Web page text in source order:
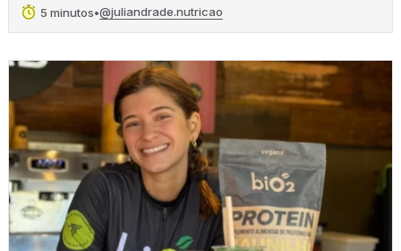
5 minutos•@juliandrade.nutricao